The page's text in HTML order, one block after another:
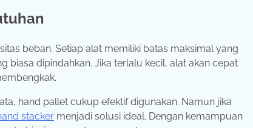
beban. Setiap alat memiliki batas maksimal yang
biasa dipindahkan. Jika terlalu kecil, alat akan cepat
hand pallet cukup efektif digunakan. Namun jika
stacker menjadi solusi ideal. Dengan kemampuan